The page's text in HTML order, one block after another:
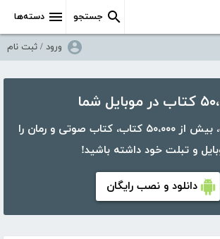
دسته‌ها جستجو
ورود / ثبت نام
شما
با اپلیکیشن کتابراه، بیش از ۵۰،۰۰۰ کتاب، کتاب صوتی و رمان را
و تبلت خود داشته باشید!
دانلود و نصب رایگان